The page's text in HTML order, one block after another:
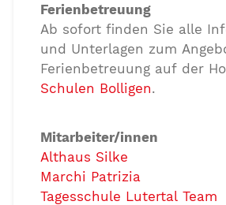
Ferienbetreuung
Ab sofort finden Sie alle
und Unterlagen zum
Ferienbetreuung auf der
Schulen Bolligen.
Mitarbeiter/innen
Althaus Silke
Marchi Patrizia
Tagesschule Lutertal Team